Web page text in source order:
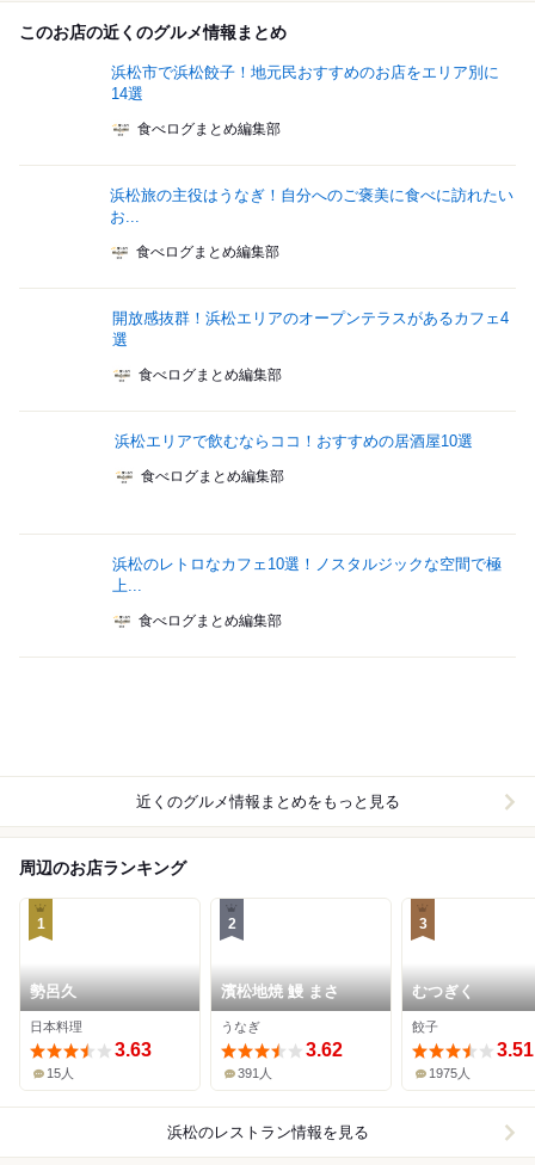
このお店の近くのグルメ情報まとめ
浜松市で浜松餃子！地元民おすすめのお店をエリア別に
14選
食べログまとめ編集部
浜松旅の主役はうなぎ！自分へのご褒美に食べに訪れたい
お...
食べログまとめ編集部
開放感抜群！浜松エリアのオープンテラスがあるカフェ4
選
食べログまとめ編集部
浜松エリアで飲むならココ！おすすめの居酒屋10選
食べログまとめ編集部
浜松のレトロなカフェ10選！ノスタルジックな空間で極
上...
食べログまとめ編集部
近くのグルメ情報まとめをもっと見る
周辺のお店ランキング
1
勢呂久
日本料理
3.63
15人
2
濱松地焼 鰻 まさ
うなぎ
3.62
391人
3
むつぎく
餃子
3.51
1975人
浜松のレストラン情報を見る